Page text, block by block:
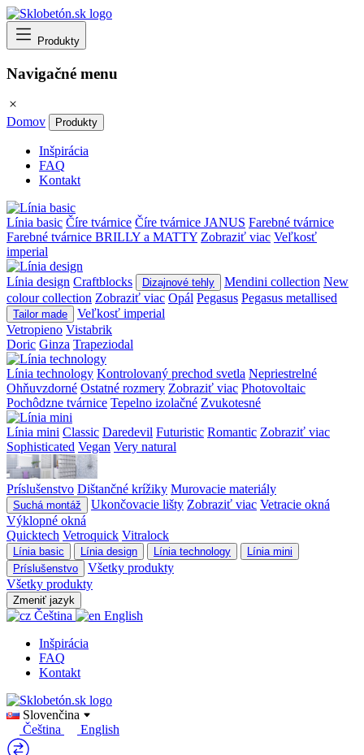
Produkty
Navigačné menu
Domov Produkty
Inšpirácia
FAQ
Kontakt
Línia basic Číre tvárnice Číre tvárnice JANUS Farebné tvárnice
Farebné tvárnice BRILLY a MATTY Zobraziť viac Veľkosť
imperial
Línia design Craftblocks Dizajnové tehly Mendini collection New
colour collection Zobraziť viac Opál Pegasus Pegasus metallised
Tailor made
Veľkosť imperial
Vetropieno Vistabrik
Doric Ginza Trapeziodal
Línia technology Kontrolovaný prechod svetla Nepriestrelné
Ohňuvzdorné Ostatné rozmery Zobraziť viac Photovoltaic
Pochôdzne tvárnice Tepelno izolačné Zvukotesné
Línia mini Classic Daredevil Futuristic Romantic Zobraziť viac
Sophisticated Vegan Very natural
Príslušenstvo Dištančné krížiky Murovacie materiály
Suchá montáž Ukončovacie lišty Zobraziť viac Vetracie okná
Výklopné okná
Quicktech Vetroquick Vitralock
Línia basic Línia design Línia technology
Línia mini
Príslušenstvo
Všetky produkty
Všetky produkty
Zmeniť jazyk
Čeština
English
Inšpirácia
FAQ
Kontakt
Slovenčina
Čeština
English